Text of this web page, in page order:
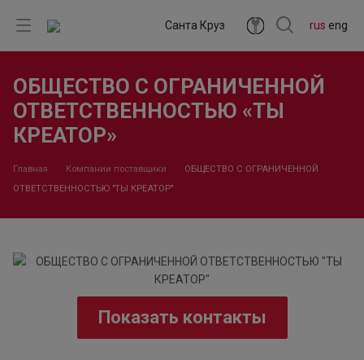
rus eng
Санта Круз
ОБЩЕСТВО С ОГРАНИЧЕННОЙ
ОТВЕТСТВЕННОСТЬЮ «ТЫ
КРЕАТОР»
Главная Компании поставщики
ОБЩЕСТВО С ОГРАНИЧЕННОЙ
ОТВЕТСТВЕННОСТЬЮ "ТЫ КРЕАТОР"
Показать контакты